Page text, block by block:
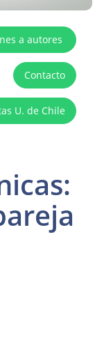
a autores
Contacto
U. de Chile